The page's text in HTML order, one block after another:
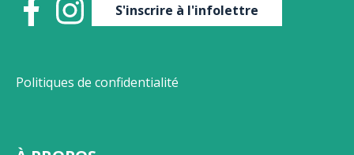
S'inscrire à l'infolettre
Politiques de confidentialité